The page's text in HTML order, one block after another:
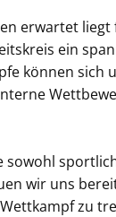
erwartet
ein
können sich
sowohl
wir uns
zu